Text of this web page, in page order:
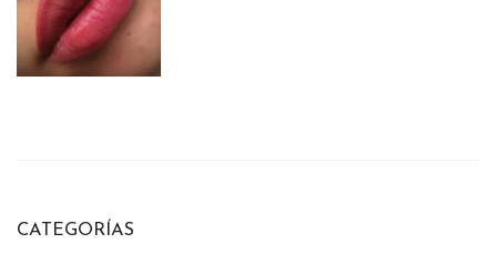
CATEGORÍAS